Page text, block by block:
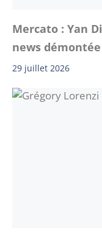
Mercato : Yan
news démontée
29 juillet 2026